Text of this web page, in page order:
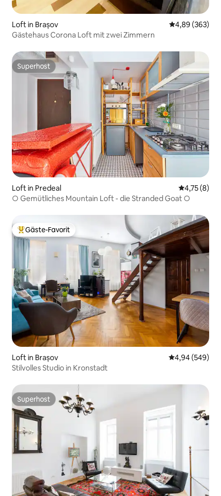
Loft in Brașov
4,89 (363)
Gästehaus Corona Loft mit zwei Zimmern
Superhost
Superhost
Loft in Predeal
4,75 (8)
○ Gemütliches Mountain Loft - die Stranded Goat ○
Beliebter Gäste-Favorit.
Gäste-Favorit
Loft in Brașov
4,94 (549)
Stilvolles Studio in Kronstadt
Superhost
Superhost